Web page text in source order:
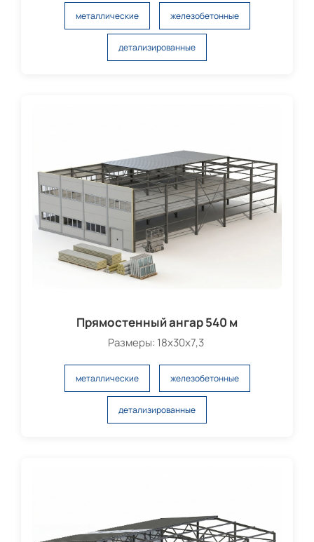
металлические железобетонные
детализированные
Прямостенный ангар 540 м
Размеры: 18х30х7,3
металлические железобетонные
детализированные